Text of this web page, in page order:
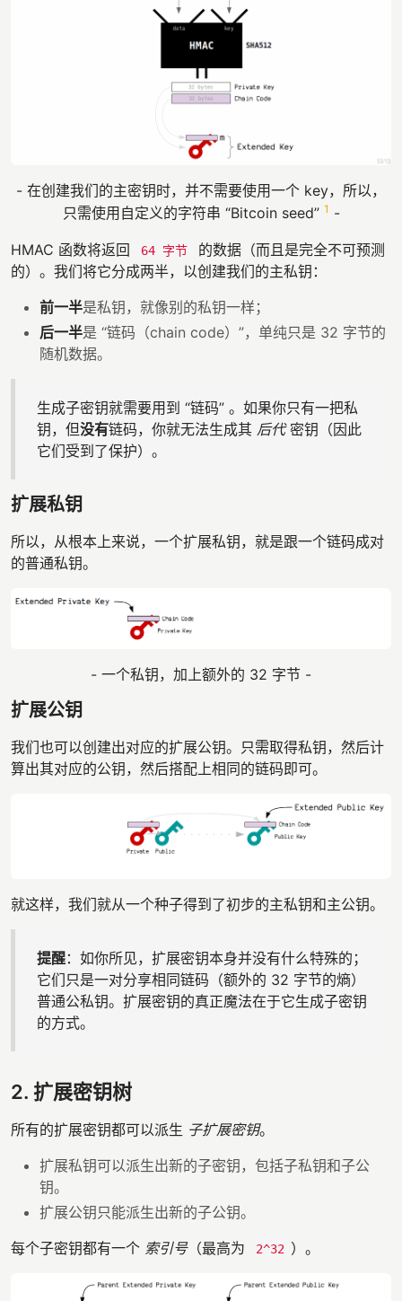
- 在创建我们的主密钥时，并不需要使用一个 key，所以，
只需使用自定义的字符串 “Bitcoin seed” 1 -
HMAC 函数将返回
64 字节
的数据（而且是完全不可预测
的）。我们将它分成两半，以创建我们的主私钥：
前一半是私钥，就像别的私钥一样；
后一半是 “链码（chain code）”，单纯只是 32 字节的
随机数据。
生成子密钥就需要用到 “链码” 。如果你只有一把私
钥，但没有链码，你就无法生成其 后代密钥（因此
它们受到了保护）。
扩展私钥
所以，从根本上来说，一个扩展私钥，就是跟一个链码成对
的普通私钥。
- 一个私钥，加上额外的 32 字节 -
扩展公钥
我们也可以创建出对应的扩展公钥。只需取得私钥，然后计
算出其对应的公钥，然后搭配上相同的链码即可。
就这样，我们就从一个种子得到了初步的主私钥和主公钥。
提醒：如你所见，扩展密钥本身并没有什么特殊的；
它们只是一对分享相同链码（额外的 32 字节的熵）
普通公私钥。扩展密钥的真正魔法在于它生成子密钥
的方式。
2. 扩展密钥树
所有的扩展密钥都可以派生 子扩展密钥。
扩展私钥可以派生出新的子密钥，包括子私钥和子公
钥。
扩展公钥只能派生出新的子公钥。
每个子密钥都有一个 索引号（最高为 2^32 ）。